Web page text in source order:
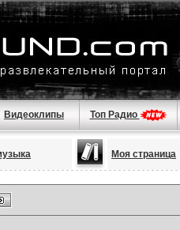
Видеоклипы Топ Радио
Моя страница